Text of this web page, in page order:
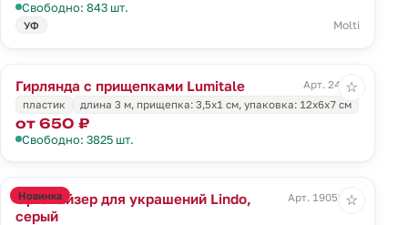
Свободно: 843 шт.
УФ Molti
Гирлянда с прищепками Lumitale
Арт. 24056
пластик
длина 3 м, прищепка: 3,5х1 см, упаковка: 12х6х7 см
от 650 ₽
Свободно: 3825 шт.
☆
Новинка
Органайзер для украшений Lindo,
серый
Арт. 19052.10
☆